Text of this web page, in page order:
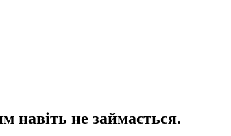
навіть не займається.